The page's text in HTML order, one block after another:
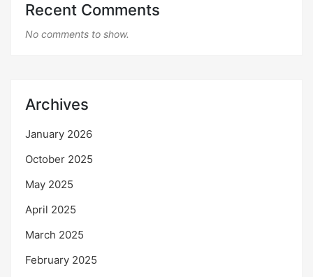
Recent Comments
No comments to show.
Archives
January 2026
October 2025
May 2025
April 2025
March 2025
February 2025